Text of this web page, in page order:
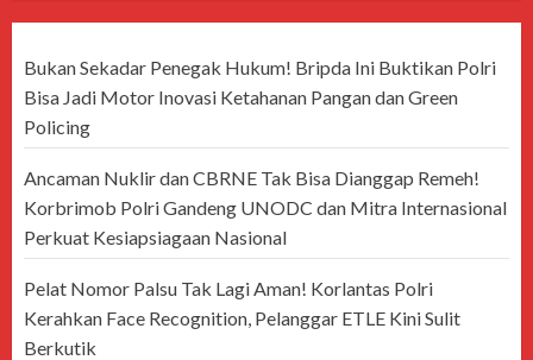
Bukan Sekadar Penegak Hukum! Bripda Ini Buktikan Polri
Bisa Jadi Motor Inovasi Ketahanan Pangan dan Green
Policing
Ancaman Nuklir dan CBRNE Tak Bisa Dianggap Remeh!
Korbrimob Polri Gandeng UNODC dan Mitra Internasional
Perkuat Kesiapsiagaan Nasional
Pelat Nomor Palsu Tak Lagi Aman! Korlantas Polri
Kerahkan Face Recognition, Pelanggar ETLE Kini Sulit
Berkutik